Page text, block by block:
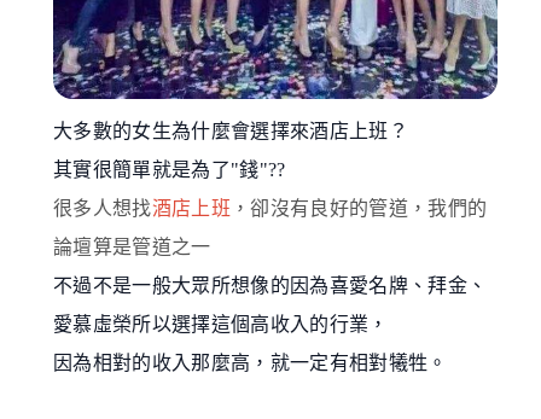
大多數的女生為什麼會選擇來酒店上班？
其實很簡單就是為了"錢"??
很多人想找酒店上班 ，卻沒有良好的管道，我們的
論壇算是管道之一
不過不是一般大眾所想像的因為喜愛名牌、拜金、
愛慕虛榮所以選擇這個高收入的行業，
因為相對的收入那麼高，就一定有相對犧牲。